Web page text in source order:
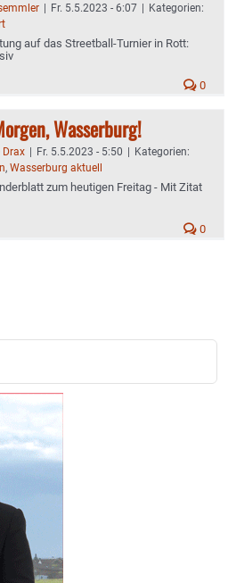
| Fr. 5.5.2023 - 6:07 | Kategorien:
auf das Streetball-Turnier in Rott:
0
Wasserburg!
Drax | Fr. 5.5.2023 - 5:50 | Kategorien:
, Wasserburg aktuell
zum heutigen Freitag - Mit Zitat
0